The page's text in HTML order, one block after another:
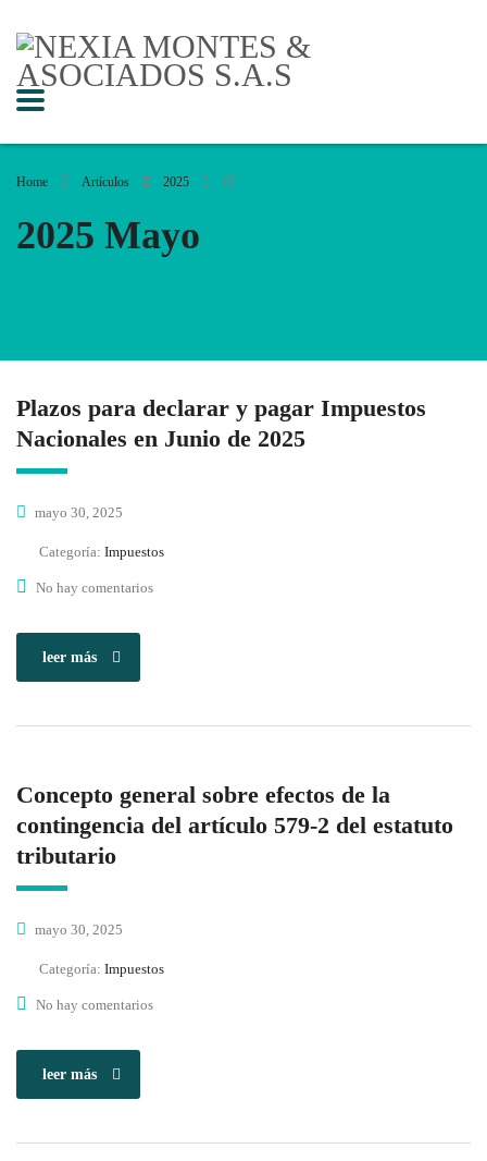
Home Artículos 2025 05
2025 Mayo
Plazos para declarar y pagar Impuestos
Nacionales en Junio de 2025
mayo 30, 2025
Categoría: Impuestos
No hay comentarios
leer más
Concepto general sobre efectos de la
contingencia del artículo 579-2 del estatuto
tributario
mayo 30, 2025
Categoría: Impuestos
No hay comentarios
leer más